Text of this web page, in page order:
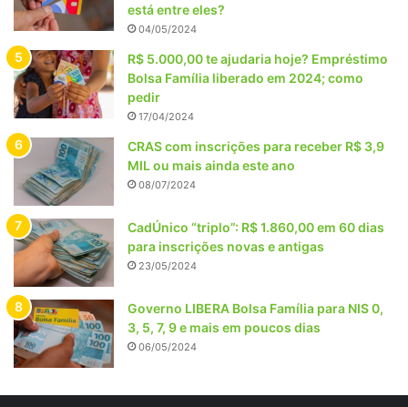
está entre eles?
04/05/2024
R$ 5.000,00 te ajudaria hoje? Empréstimo
Bolsa Família liberado em 2024; como
pedir
17/04/2024
CRAS com inscrições para receber R$ 3,9
MIL ou mais ainda este ano
08/07/2024
CadÚnico “triplo”: R$ 1.860,00 em 60 dias
para inscrições novas e antigas
23/05/2024
Governo LIBERA Bolsa Família para NIS 0,
3, 5, 7, 9 e mais em poucos dias
06/05/2024